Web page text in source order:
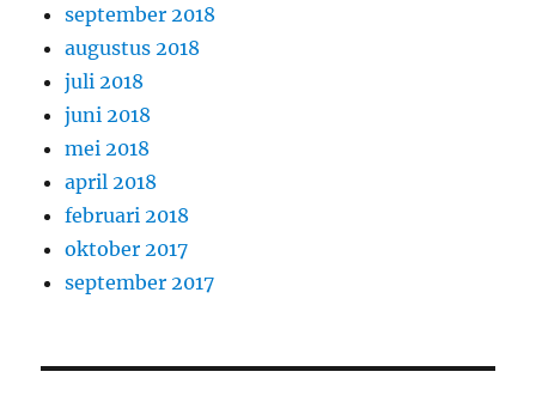
september 2018
augustus 2018
juli 2018
juni 2018
mei 2018
april 2018
februari 2018
oktober 2017
september 2017